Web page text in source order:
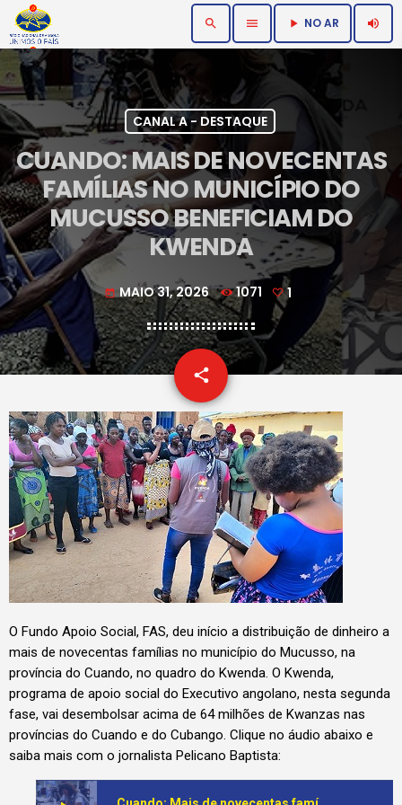
search menu play_arrow NO AR volume_up
CANAL A - DESTAQUE
CUANDO: MAIS DE NOVECENTAS
FAMÍLIAS NO MUNICÍPIO DO
MUCUSSO BENEFICIAM DO
KWENDA
today MAIO 31, 2026 1071 1
share
email
O Fundo Apoio Social, FAS, deu início a distribuição de dinheiro a
mais de novecentas famílias no município do Mucusso, na
província do Cuando, no quadro do Kwenda. O Kwenda,
programa de apoio social do Executivo angolano, nesta segunda
fase, vai desembolsar acima de 64 milhões de Kwanzas nas
províncias do Cuando e do Cubango. Clique no áudio abaixo e
saiba mais com o jornalista Pelicano Baptista: